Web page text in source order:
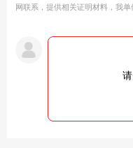
网联系，提供相关证明材料，我单